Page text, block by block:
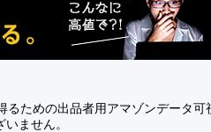
ための出品者用アマゾンデータ可
ません。